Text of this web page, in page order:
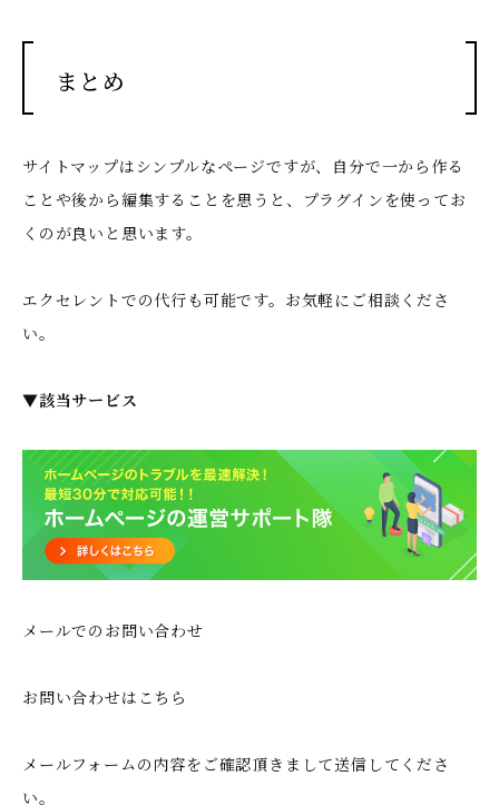
まとめ
サイトマップはシンプルなページですが、自分で一から作る
ことや後から編集することを思うと、プラグインを使ってお
くのが良いと思います。
エクセレントでの代行も可能です。お気軽にご相談くださ
い。
▼該当サービス
メールでのお問い合わせ
お問い合わせはこちら
メールフォームの内容をご確認頂きまして送信してくださ
い。